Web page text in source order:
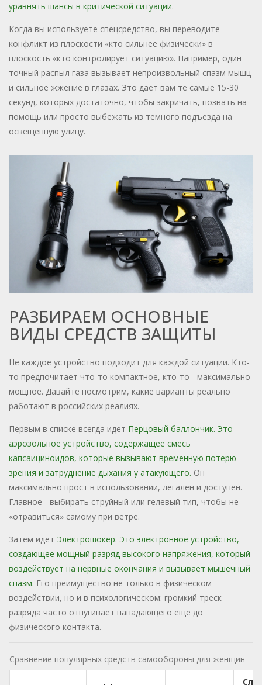
уравнять шансы в критической ситуации.
Когда вы используете спецсредство, вы переводите
конфликт из плоскости «кто сильнее физически» в
плоскость «кто контролирует ситуацию». Например, один
точный распыл газа вызывает непроизвольный спазм мышц
и сильное жжение в глазах. Это дает вам те самые 15-30
секунд, которых достаточно, чтобы закричать, позвать на
помощь или просто выбежать из темного подъезда на
освещенную улицу.
РАЗБИРАЕМ ОСНОВНЫЕ
ВИДЫ СРЕДСТВ ЗАЩИТЫ
Не каждое устройство подходит для каждой ситуации. Кто-
то предпочитает что-то компактное, кто-то - максимально
мощное. Давайте посмотрим, какие варианты реально
работают в российских реалиях.
Первым в списке всегда идет Перцовый баллончик. Это
аэрозольное устройство, содержащее смесь
капсаициноидов, которые вызывают временную потерю
зрения и затруднение дыхания у атакующего. Он
максимально прост в использовании, легален и доступен.
Главное - выбирать струйный или гелевый тип, чтобы не
«отравиться» самому при ветре.
Затем идет Электрошокер. Это электронное устройство,
создающее мощный разряд высокого напряжения, который
воздействует на нервные окончания и вызывает мышечный
спазм. Его преимущество не только в физическом
воздействии, но и в психологическом: громкий треск
разряда часто отпугивает нападающего еще до
физического контакта.
Сравнение популярных средств самообороны для женщин